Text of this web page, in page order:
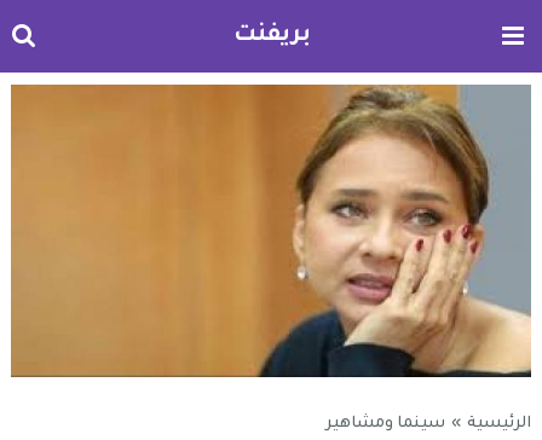
بريفنت
الرئيسية » سينما ومشاهير